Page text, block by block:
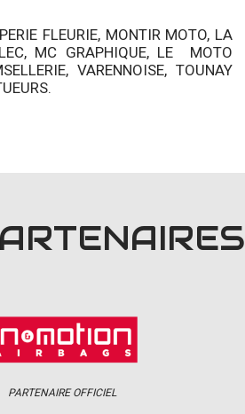
FLEURIE, MONTIR MOTO, LA
MC GRAPHIQUE, LE MOTO
VARENNOISE, TOUNAY
PARTENAIRE OFFICIEL